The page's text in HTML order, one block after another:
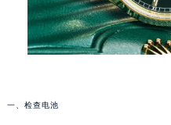
一、检查电池